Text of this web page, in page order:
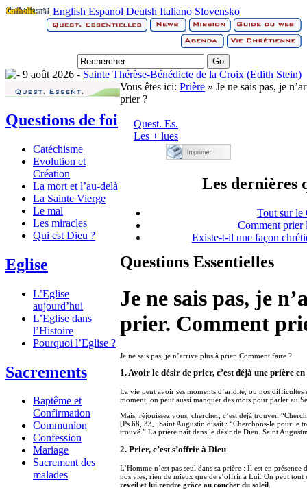
English Espanol Deutsh Italiano Slovensko
9 août 2026 - Sainte Thérèse-Bénédicte de la Croix (Edith Stein)
Questions de foi
Catéchisme
Evolution et
Création
La mort et l’au-delà
La Sainte Vierge
Le mal
Les miracles
Qui est Dieu ?
Eglise
L’Eglise
aujourd’hui
L’Eglise dans
l’Histoire
Pourquoi l’Eglise ?
Sacrements
Baptême et
Confirmation
Communion
Confession
Mariage
Sacrement des
malades
Vous êtes ici: Prière » Je ne sais pas, je
prier ?
Quest. Es.
Les + lues
Les dernières
Tout sur le
Comment prier
Existe-t-il une façon
Questions Essentielles
Je ne sais pas, je
prier. Comment
Je ne sais pas, je n’arrive plus à prier. Comment faire ?
1. Avoir le désir de prier, c’est déjà une prière en
La vie peut avoir ses moments d’aridité, ou nos difficultés
moment, on peut aussi manquer des mots pour parler au
Mais, réjouissez vous, chercher, c’est déjà trouver.
[Ps 68, 33]. Saint Augustin disait : “Cherchons-le pour le
trouvé.” La prière naît dans le désir de Dieu. Saint
2. Prier, c’est s’offrir à Dieu
L’Homme n’est pas seul dans sa prière : Il est en
nos vies, rien de mieux que de s’offrir à Lui. On peut tout
réveil et lui rendre grâce au coucher du soleil